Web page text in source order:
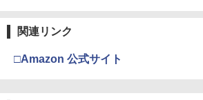
関連リンク
□Amazon 公式サイト